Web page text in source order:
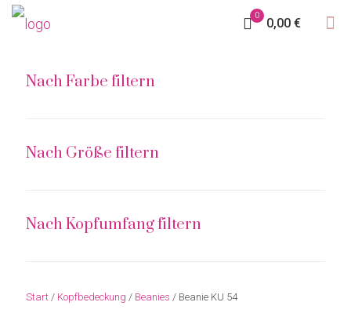
0
0,00 €
Nach Farbe filtern
Nach Größe filtern
Nach Kopfumfang filtern
Start / Kopfbedeckung / Beanies / Beanie KU 54